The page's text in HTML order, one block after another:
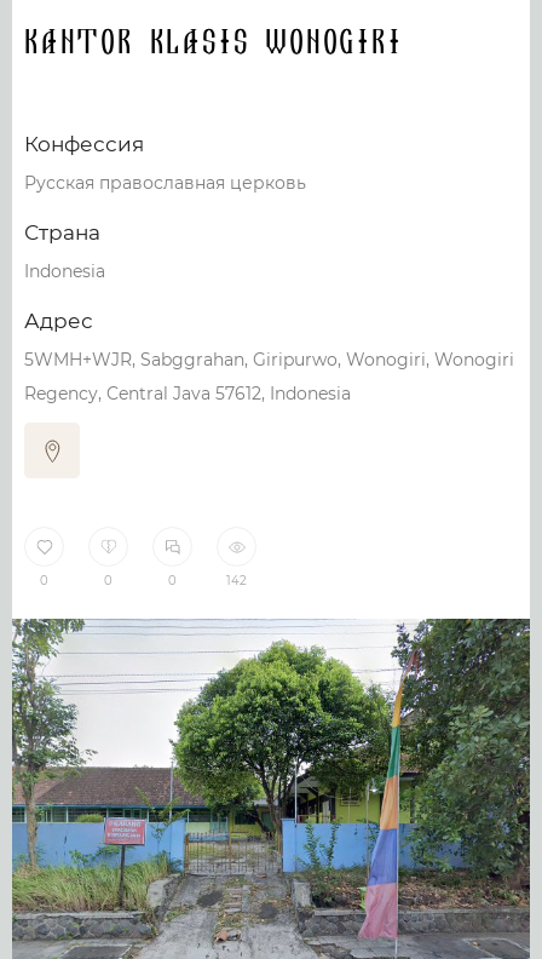
KANTOR KLASIS WONOGIRI
Конфессия
Русская православная церковь
Страна
Indonesia
Адрес
5WMH+WJR, Sabggrahan, Giripurwo, Wonogiri, Wonogiri
Regency, Central Java 57612, Indonesia
0 0 0 142